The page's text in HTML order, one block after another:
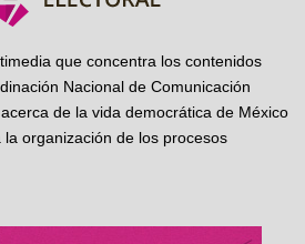
que concentra los contenidos
Nacional de Comunicación
de la vida democrática de México
organización de los procesos